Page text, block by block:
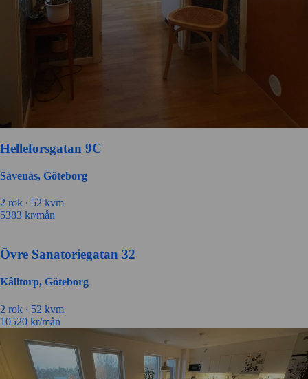
Helleforsgatan 9C
Sävenäs, Göteborg
2 rok ∙ 52 kvm
5383 kr/mån
Övre Sanatoriegatan 32
Kålltorp, Göteborg
2 rok ∙ 52 kvm
10520 kr/mån